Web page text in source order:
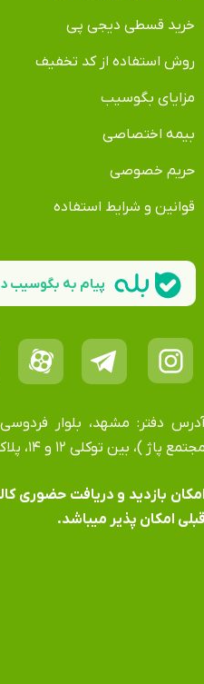
خرید قسطی دیجی پی
روش استفاده از کد تخفیف
مزایای بگوسیب
بیمه اختصاصی
حریم خصوصی
قوانین و شرایط استفاده
پاژ )، بین توکلی ۱۲ و ۱۴، پلاک ۳، واحد ۲
بازدید و دریافت حضوری
امکان پذیر میباشد.
پیام به بگوسیب